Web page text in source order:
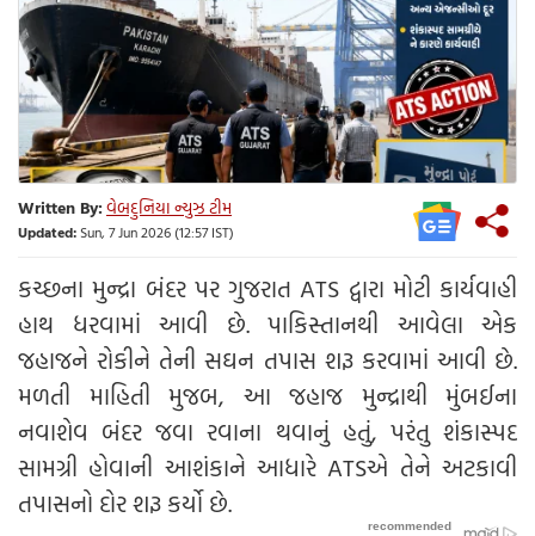
Written By:વેબદુનિયા ન્યુઝ ટીમ
Updated:Sun, 7 Jun 2026 (12:57 IST)
કચ્છના મુન્દ્રા બંદર પર ગુજરાત ATS દ્વારા મોટી કાર્યવાહી
હાથ ધરવામાં આવી છે. પાકિસ્તાનથી આવેલા એક
જહાજને રોકીને તેની સઘન તપાસ શરૂ કરવામાં આવી છે.
મળતી માહિતી મુજબ, આ જહાજ મુન્દ્રાથી મુંબઈના
નવાશેવ બંદર જવા રવાના થવાનું હતું, પરંતુ શંકાસ્પદ
સામગ્રી હોવાની આશંકાને આધારે ATSએ તેને અટકાવી
તપાસનો દોર શરૂ કર્યો છે.